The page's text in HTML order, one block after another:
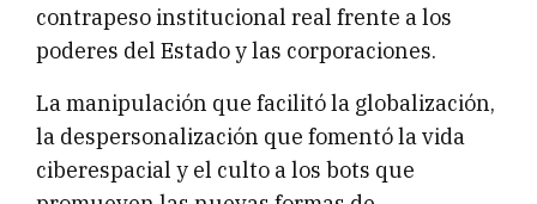
contrapeso institucional real frente a los
poderes del Estado y las corporaciones.
La manipulación que facilitó la globalización,
la despersonalización que fomentó la vida
ciberespacial y el culto a los bots que